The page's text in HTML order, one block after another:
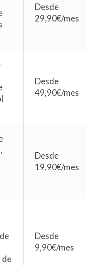
Desde
29,90€/mes
Desde
49,90€/mes
Desde
19,90€/mes
de
Desde
9,90€/mes